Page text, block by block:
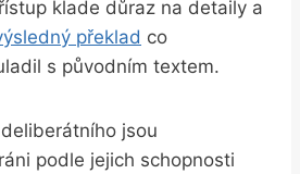
klade důraz ‌na detaily⁣ a
překlad co
s původním textem.
​jsou
podle jejich schopnosti